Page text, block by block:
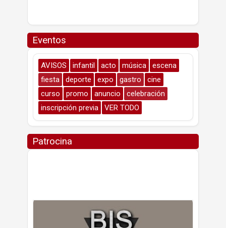
Eventos
AVISOS infantil acto música
escena
fiesta
deporte expo gastro
cine
curso
promo anuncio
celebración
inscripción previa
VER TODO
Patrocina